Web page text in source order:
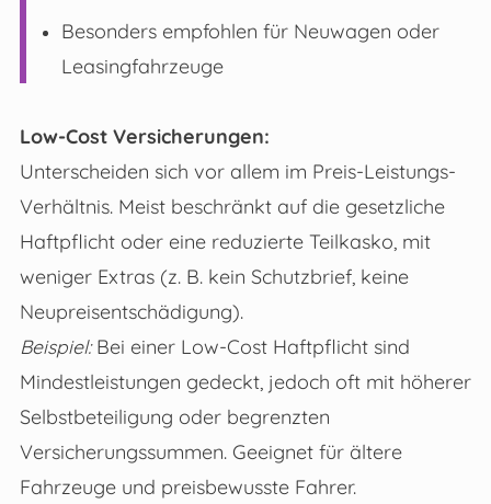
Besonders empfohlen für Neuwagen oder
Leasingfahrzeuge
Low-Cost Versicherungen:
Unterscheiden sich vor allem im Preis-Leistungs-
Verhältnis. Meist beschränkt auf die gesetzliche
Haftpflicht oder eine reduzierte Teilkasko, mit
weniger Extras (z. B. kein Schutzbrief, keine
Neupreisentschädigung).
Beispiel:Bei einer Low-Cost Haftpflicht sind
Mindestleistungen gedeckt, jedoch oft mit höherer
Selbstbeteiligung oder begrenzten
Versicherungssummen. Geeignet für ältere
Fahrzeuge und preisbewusste Fahrer.